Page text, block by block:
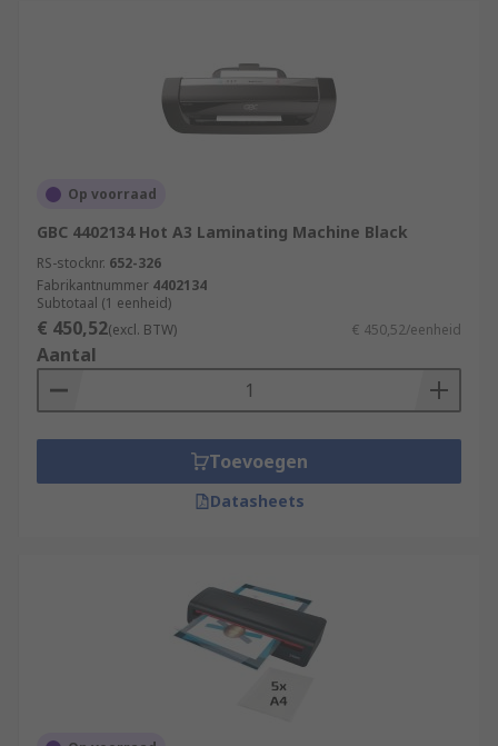
Op voorraad
GBC 4402134 Hot A3 Laminating Machine Black
RS-stocknr. 652-326
Fabrikantnummer 4402134
Subtotaal (1 eenheid)
€ 450,52(excl. BTW) € 450,52/eenheid
Aantal
Toevoegen
Datasheets